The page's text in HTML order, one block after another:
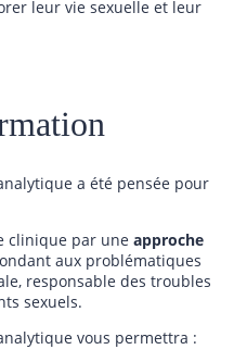
leur vie sexuelle et leur
a été pensée pour
clinique par une approche
aux problématiques
responsable des troubles
sexuels.
vous permettra :